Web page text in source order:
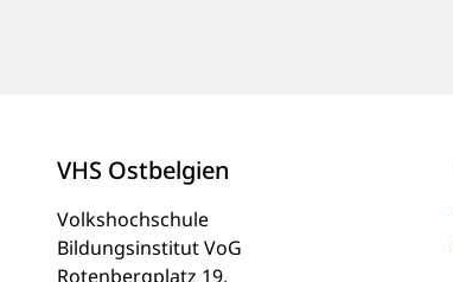
VHS Ostbelgien
Volkshochschule
Bildungsinstitut VoG
Rotenbergplatz 19,